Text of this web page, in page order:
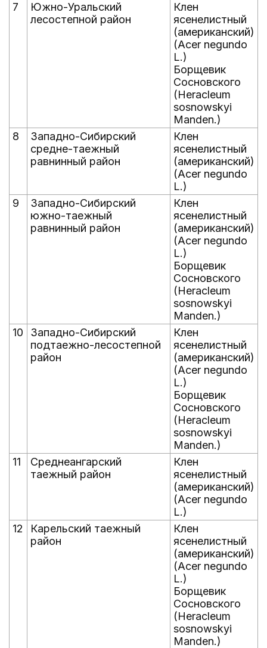
7
Южно-Уральский
лесостепной район
Клен
ясенелистный
(американский)
(Acer negundo
L.)
Борщевик
Сосновского
(Heracleum
sosnowskyi
Manden.)
8
Западно-Сибирский
средне-таежный
равнинный район
Клен
ясенелистный
(американский)
(Acer negundo
L.)
9
Западно-Сибирский
южно-таежный
равнинный район
Клен
ясенелистный
(американский)
(Acer negundo
L.)
Борщевик
Сосновского
(Heracleum
sosnowskyi
Manden.)
10
Западно-Сибирский
подтаежно-лесостепной
район
Клен
ясенелистный
(американский)
(Acer negundo
L.)
Борщевик
Сосновского
(Heracleum
sosnowskyi
Manden.)
11
Среднеангарский
таежный район
Клен
ясенелистный
(американский)
(Acer negundo
L.)
12
Карельский таежный
район
Клен
ясенелистный
(американский)
(Acer negundo
L.)
Борщевик
Сосновского
(Heracleum
sosnowskyi
Manden.)